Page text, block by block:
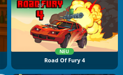
NEU
Road Of Fury 4